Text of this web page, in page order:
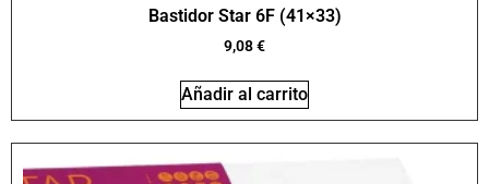
Bastidor Star 6F (41×33)
9,08€
Añadir al carrito